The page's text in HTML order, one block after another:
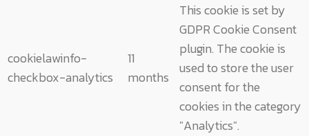
cookielawinfo-
checkbox-analytics
11
months
This cookie is set by
GDPR Cookie Consent
plugin. The cookie is
used to store the user
consent for the
cookies in the category
"Analytics".